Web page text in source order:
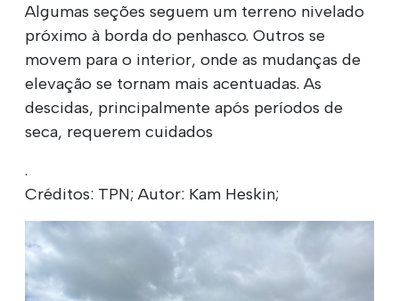
Algumas seções seguem um terreno nivelado
próximo à borda do penhasco. Outros se
movem para o interior, onde as mudanças de
elevação se tornam mais acentuadas. As
descidas, principalmente após períodos de
seca, requerem cuidados
.
Créditos: TPN; Autor: Kam Heskin;